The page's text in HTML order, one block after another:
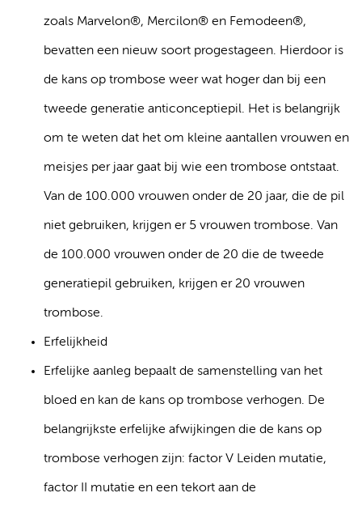
zoals Marvelon®, Mercilon® en Femodeen®,
bevatten een nieuw soort progestageen. Hierdoor is
de kans op trombose weer wat hoger dan bij een
tweede generatie anticonceptiepil. Het is belangrijk
om te weten dat het om kleine aantallen vrouwen en
meisjes per jaar gaat bij wie een trombose ontstaat.
Van de 100.000 vrouwen onder de 20 jaar, die de pil
niet gebruiken, krijgen er 5 vrouwen trombose. Van
de 100.000 vrouwen onder de 20 die de tweede
generatiepil gebruiken, krijgen er 20 vrouwen
trombose.
Erfelijkheid
Erfelijke aanleg bepaalt de samenstelling van het
bloed en kan de kans op trombose verhogen. De
belangrijkste erfelijke afwijkingen die de kans op
trombose verhogen zijn: factor V Leiden mutatie,
factor II mutatie en een tekort aan de